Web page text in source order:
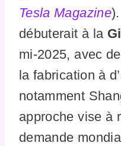
Tesla Magazine
débuterait à la
mi-2025, avec
la fabrication à
notamment
approche vise à
demande